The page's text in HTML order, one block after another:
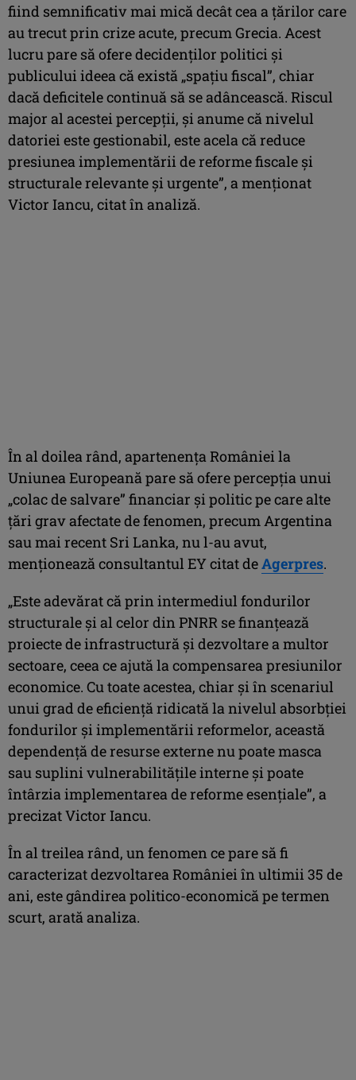
fiind semnificativ mai mică decât cea a ţărilor care
au trecut prin crize acute, precum Grecia. Acest
lucru pare să ofere decidenţilor politici şi
publicului ideea că există „spaţiu fiscal”, chiar
dacă deficitele continuă să se adâncească. Riscul
major al acestei percepţii, şi anume că nivelul
datoriei este gestionabil, este acela că reduce
presiunea implementării de reforme fiscale şi
structurale relevante şi urgente”, a menţionat
Victor Iancu, citat în analiză.
În al doilea rând, apartenenţa României la
Uniunea Europeană pare să ofere percepţia unui
„colac de salvare” financiar şi politic pe care alte
ţări grav afectate de fenomen, precum Argentina
sau mai recent Sri Lanka, nu l-au avut,
menţionează consultantul EY citat deAgerpres.
„Este adevărat că prin intermediul fondurilor
structurale şi al celor din PNRR se finanţează
proiecte de infrastructură şi dezvoltare a multor
sectoare, ceea ce ajută la compensarea presiunilor
economice. Cu toate acestea, chiar şi în scenariul
unui grad de eficienţă ridicată la nivelul absorbţiei
fondurilor şi implementării reformelor, această
dependenţă de resurse externe nu poate masca
sau suplini vulnerabilităţile interne şi poate
întârzia implementarea de reforme esenţiale”, a
precizat Victor Iancu.
În al treilea rând, un fenomen ce pare să fi
caracterizat dezvoltarea României în ultimii 35 de
ani, este gândirea politico-economică pe termen
scurt, arată analiza.